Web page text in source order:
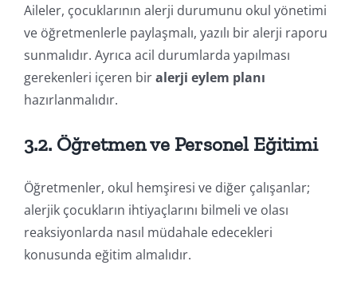
Aileler, çocuklarının alerji durumunu okul yönetimi
ve öğretmenlerle paylaşmalı, yazılı bir alerji raporu
sunmalıdır. Ayrıca acil durumlarda yapılması
gerekenleri içeren biralerji eylem planı
hazırlanmalıdır.
3.2. Öğretmen ve Personel Eğitimi
Öğretmenler, okul hemşiresi ve diğer çalışanlar;
alerjik çocukların ihtiyaçlarını bilmeli ve olası
reaksiyonlarda nasıl müdahale edecekleri
konusunda eğitim almalıdır.